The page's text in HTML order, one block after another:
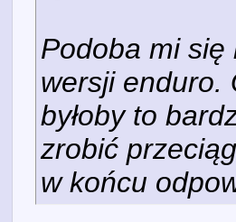
Podoba mi się
wersji enduro.
byłoby to
zrobić
w końcu